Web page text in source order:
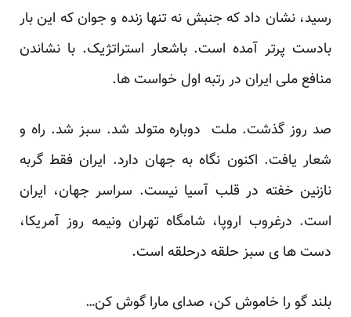
رسید، نشان داد که جنبش نه تنها زنده و جوان که این بار
بادست پرتر آمده است. باشعار استراتژیک. با نشاندن
منافع ملی ایران در رتبه اول خواست ها.
صد روز گذشت. ملت دوباره متولد شد. سبز شد. راه و
شعار یافت. اکنون نگاه به جهان دارد. ایران فقط گربه
نازنین خفته در قلب آسیا نیست. سراسر جهان، ایران
است. درغروب اروپا، شامگاه تهران ونیمه روز آمریکا،
دست ها ی سبز حلقه درحلقه است.
بلند گو را خاموش کن، صدای مارا گوش کن…